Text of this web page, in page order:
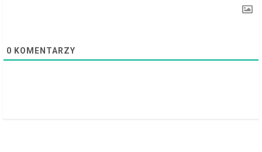
g
0 KOMENTARZY